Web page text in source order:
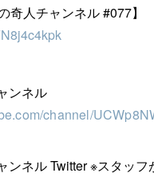
奇人チャンネル #077​】
ンネル
channel/
ンネル Twitter ※スタッフ